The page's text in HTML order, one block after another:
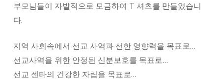
부모님들이 자발적으로 모금하여 T 셔츠를 만들었습니
다.
지역 사회속에서 선교 사역과 선한 영향력을 목표로…
선교사역을 위한 안정된 신분보호를 목표로…
선교 센타의 건강한 자립을 목표로…